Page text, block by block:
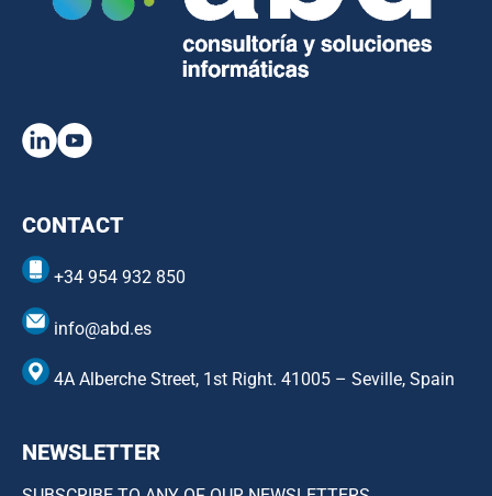
CONTACT
+34 954 932 850
info@abd.es
4A Alberche Street, 1st Right. 41005 – Seville, Spain
NEWSLETTER